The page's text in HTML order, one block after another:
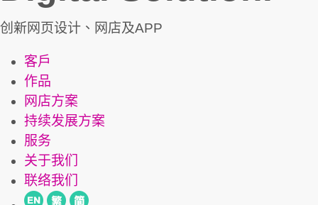
创新网页设计、网店及APP
客戶
作品
网店方案
持续发展方案
服务
关于我们
联络我们